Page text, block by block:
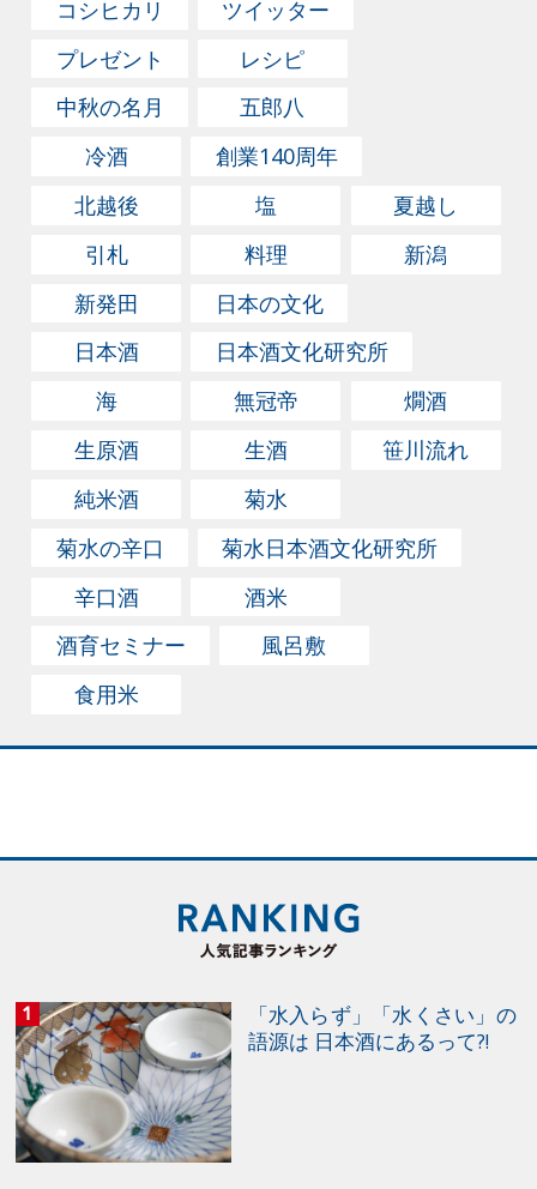
お酒1合（180ml）を約40秒加熱すると、「人肌燗」程
度に温まります。やはり徳利の注ぎ口にはラップで蓋を
しましょう。レンジで温めると徳利の上部と下部で温度
度が均一になるよう徳利をすこし振ります。それからレ
ンジに戻して、好みの温度になるまで少しずつ温めるの
ジでも、ひと工夫すると簡単においしく燗酒ができま
す。500Wの場合で、お酒1合（180ml）を約40秒加熱す
ると、「人肌燗」程度に温まります。やはり徳利の注ぎ
の上部と下部で温度差ができるので、まず20秒ほど温め
て一度取り出し、温度が均一になるよう徳利をすこし振
で少しずつ温めるのがおすすめです。 お酒の温度を変
えて楽しむ、料理とのペアリング 温度によって味や香り
が変化する日本酒。菊水酒造では、味覚センサーを使っ
て４つの温度帯ごとにコク、うまみ、ボディ感、コクの
余韻、うまみの余韻、キレの６つの要素で分析して、料
ヒラメの刺身、アジのたたき、豆腐田楽のような自然な
うまみがあって、さっぱりした食べ物との相性がいいと
すが他の要素のバランスがいいのが特徴です。焼き魚や
焼き鳥、鶏肉の唐揚げなど、塩味とうまみが程よく感じ
られる食べ物と合わせてみてはいかがでしょうか？ ぬ
る燗の40℃ほどになると、コクと旨味が膨らんでボディ
感がぐっとアップします。ブリの照り焼きや豚肉の生姜
コシヒカリ
ツイッター
プレゼント
レシピ
中秋の名月
五郎八
冷酒
創業140周年
北越後
塩
夏越し
引札
料理
新潟
新発田
日本の文化
日本酒
日本酒文化研究所
海
無冠帝
燗酒
生原酒
生酒
笹川流れ
純米酒
菊水
菊水の辛口
菊水日本酒文化研究所
辛口酒
酒米
酒育セミナー
風呂敷
食用米
「水入らず」「水くさい」の
語源は 日本酒にあるって?!